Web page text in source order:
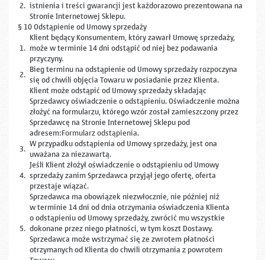
2. istnienia i treści gwarancji jest każdorazowo prezentowana na
Stronie Internetowej Sklepu.
§ 10 Odstąpienie od Umowy sprzedaży
1.
Klient będący Konsumentem, który zawarł Umowę sprzedaży,
może w terminie 14 dni odstąpić od niej bez podawania
przyczyny.
2. Bieg terminu na odstąpienie od Umowy sprzedaży rozpoczyna
się od chwili objęcia Towaru w posiadanie przez Klienta.
Klient może odstąpić od Umowy sprzedaży składając
Sprzedawcy oświadczenie o odstąpieniu. Oświadczenie można
złożyć na formularzu, którego wzór został zamieszczony przez
Sprzedawcę na Stronie Internetowej Sklepu pod
adresem:Formularz odstąpienia.
3. W przypadku odstąpienia od Umowy sprzedaży, jest ona
uważana za niezawartą.
4.
Jeśli Klient złożył oświadczenie o odstąpieniu od Umowy
sprzedaży zanim Sprzedawca przyjął jego ofertę, oferta
przestaje wiązać.
5.
Sprzedawca ma obowiązek niezwłocznie, nie później niż
w terminie 14 dni od dnia otrzymania oświadczenia Klienta
o odstąpieniu od Umowy sprzedaży, zwrócić mu wszystkie
dokonane przez niego płatności, w tym koszt Dostawy.
Sprzedawca może wstrzymać się ze zwrotem płatności
otrzymanych od Klienta do chwili otrzymania z powrotem